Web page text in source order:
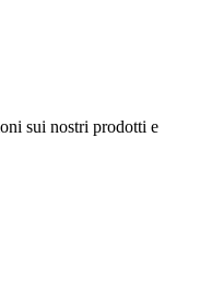
sui nostri prodotti e